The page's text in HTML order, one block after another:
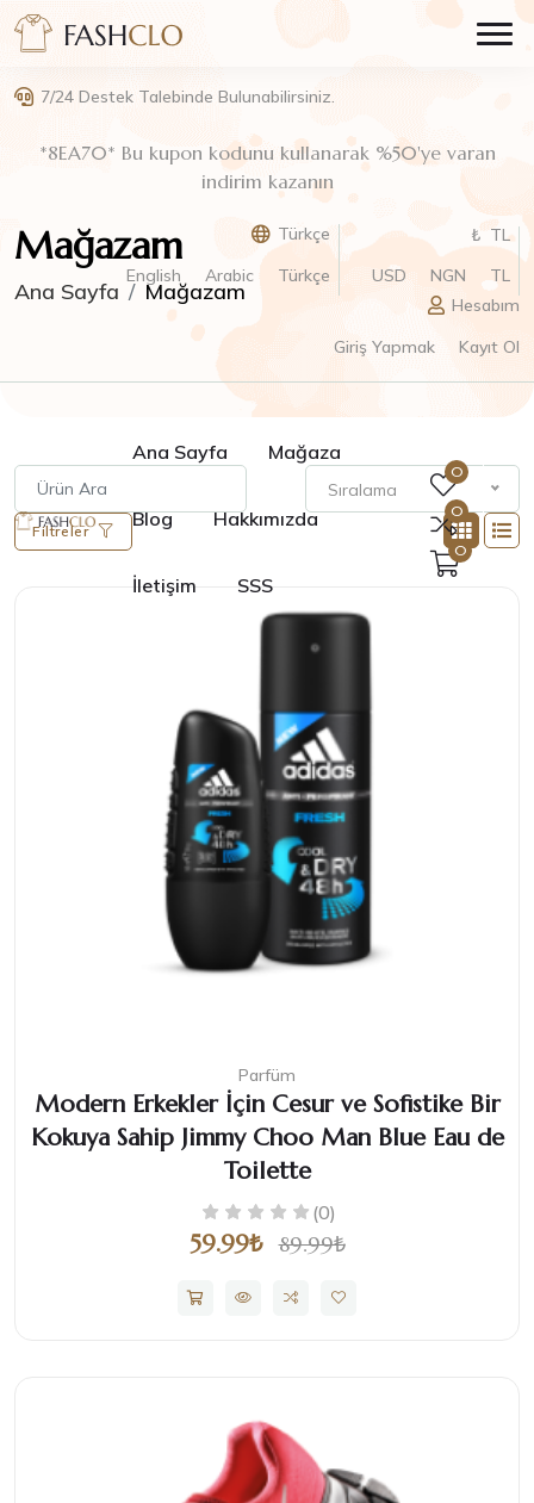
7/24 Destek Talebinde Bulunabilirsiniz.
*8EA70* Bu kupon kodunu kullanarak %50'ye varan
indirim kazanın
Türkçe
English
Arabic Türkçe
₺ TL
USD
NGN
TL
Hesabım
Giriş Yapmak
Kayıt Ol
Ana Sayfa Mağaza
Blog Hakkımızda
İletişim SSS
0
0
0
Mağazam
Ana Sayfa Mağazam
Sıralama
Filtreler
Parfüm
Modern Erkekler İçin Cesur ve Sofistike Bir
Kokuya Sahip Jimmy Choo Man Blue Eau de
Toilette
(0)
59.99₺ 89.99₺